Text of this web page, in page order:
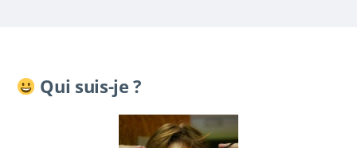
Qui suis-je ?